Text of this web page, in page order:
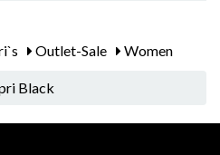
Outlet-Sale Women
Black